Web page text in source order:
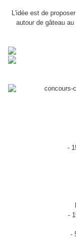
L'idée est de
autour de gâteau
-
-
-